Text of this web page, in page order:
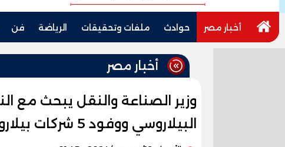
أخبار مصر حوادث ملفات وتحقيقات الرياضة فن
أخبار مصر
وزير الصناعة والنقل يبحث مع
البيلاروسي ووفود 5 شركات بيلاروسية سبل تعزيز التعاون